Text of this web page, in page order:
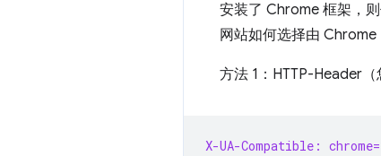
安装了 Chrome 框架，
网站如何选择由 Chrome
方法 1：HTTP-Header
X-UA-Compatible: